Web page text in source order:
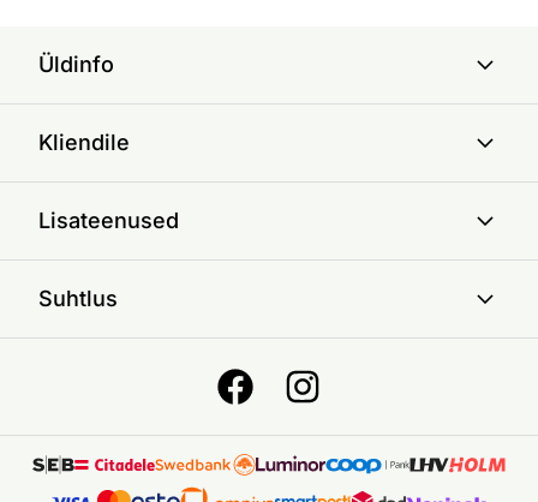
Üldinfo
Kliendile
Lisateenused
Suhtlus